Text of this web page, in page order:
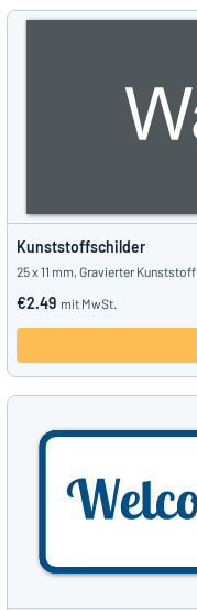
Kunststoffschilder
25 x 11 mm, Gravierter Kunststoff
€2.49 mit MwSt.